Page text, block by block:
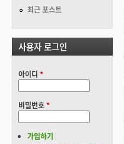
최근 포스트
사용자 로그인
아이디 *
비밀번호*
가입하기